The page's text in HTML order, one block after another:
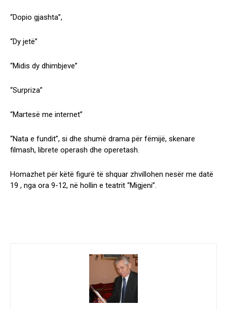
“Dopio gjashta”,
“Dy jetë”
“Midis dy dhimbjeve”
“Surpriza”
“Martesë me internet”
“Nata e fundit”, si dhe shumë drama për fëmijë, skenare
filmash, librete operash dhe operetash.
Homazhet për këtë figurë të shquar zhvillohen nesër me datë
19 , nga ora 9-12, në hollin e teatrit “Migjeni”.